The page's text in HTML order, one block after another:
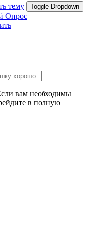
тему Toggle Dropdown
Опрос
вам необходимы
в полную